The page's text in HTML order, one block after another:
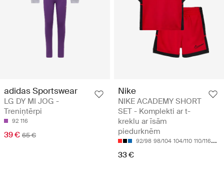
adidas Sportswear
LG DY MI JOG -
Treniņtērpi
92 116
39 € 65 €
Nike
NIKE ACADEMY SHORT
SET - Komplekti ar t-
kreklu ar īsām
piedurknēm
92/98 98/104 104/110 110/116 116/
33 €